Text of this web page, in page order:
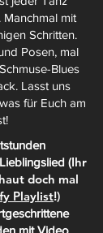
Manchmal mit
Schritten.
Posen, mal
Blues
Lasst uns
für Euch am
(Ihr
doch mal
Playlist!)
mit Video